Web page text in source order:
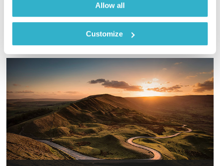
Allow all
Customize